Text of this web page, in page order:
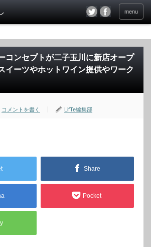
menu
コンセプトが二子玉川に新店オープ
イーツやホットワイン提供やワーク
コメントを書く LifTe編集部
Share
Pocket